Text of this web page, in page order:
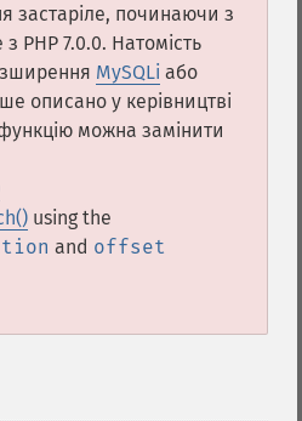
застаріле, починаючи з
PHP 7.0.0. Натомість
MySQLi або
описано у керівництві
можна замінити
using the
and offset